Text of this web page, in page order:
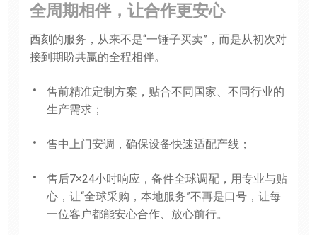
全周期相伴，让合作更安心
西刻的服务，从来不是“一锤子买卖”，而是从初次对
接到期盼共赢的全程相伴。
售前精准定制方案，贴合不同国家、不同行业的
生产需求；
售中上门安调，确保设备快速适配产线；
售后7×24小时响应，备件全球调配，用专业与贴
心，让“全球采购，本地服务”不再是口号，让每
一位客户都能安心合作、放心前行。